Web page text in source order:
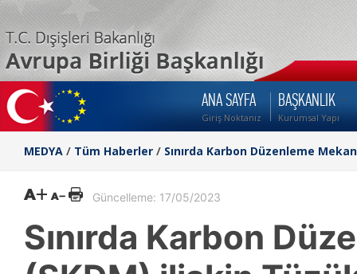
ANA SAYFA
Giriş Noktanız
BAŞKANLIK
Kurumsal Yapı
MEDYA / Tüm Haberler / Sınırda Karbon Düzenleme
Güncelleme: 17/05/2023
Sınırda Karbon